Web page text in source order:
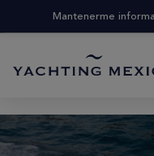
Mantenerme